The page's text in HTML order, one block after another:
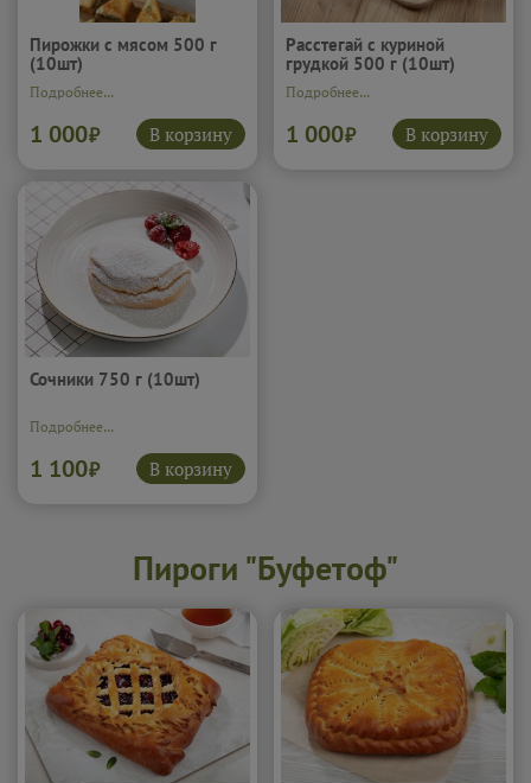
Пирожки с мясом 500 г
(10шт)
Подробнее...
1 000₽ В корзину
Расстегай с куриной
грудкой 500 г (10шт)
Подробнее...
1 000₽ В корзину
Сочники 750 г (10шт)
Подробнее...
1 100₽ В корзину
Пироги "Буфетоф"